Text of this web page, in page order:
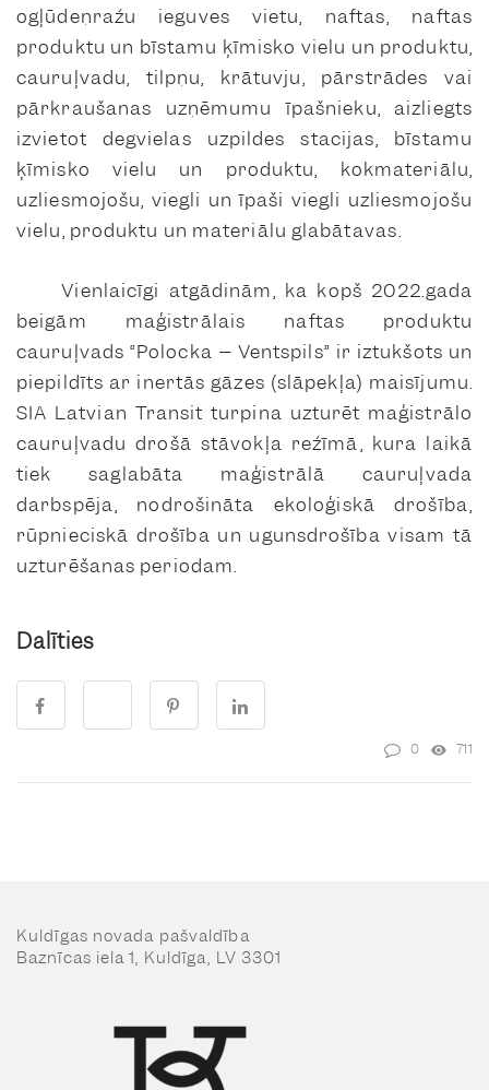
ogļūdeņražu ieguves vietu, naftas, naftas
produktu un bīstamu ķīmisko vielu un produktu,
cauruļvadu, tilpņu, krātuvju, pārstrādes vai
pārkraušanas uzņēmumu īpašnieku, aizliegts
izvietot degvielas uzpildes stacijas, bīstamu
ķīmisko vielu un produktu, kokmateriālu,
uzliesmojošu, viegli un īpaši viegli uzliesmojošu
vielu, produktu un materiālu glabātavas.
Vienlaicīgi atgādinām, ka kopš 2022.gada
beigām maģistrālais naftas produktu
cauruļvads “Polocka – Ventspils” ir iztukšots un
piepildīts ar inertās gāzes (slāpekļa) maisījumu.
SIA Latvian Transit turpina uzturēt maģistrālo
cauruļvadu drošā stāvokļa režīmā, kura laikā
tiek saglabāta maģistrālā cauruļvada
darbspēja, nodrošināta ekoloģiskā drošība,
rūpnieciskā drošība un ugunsdrošība visam tā
uzturēšanas periodam.
Dalīties
0 711
Kuldīgas novada pašvaldība
Baznīcas iela 1, Kuldīga, LV 3301